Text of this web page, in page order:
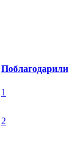
Поблагодарили
1
2